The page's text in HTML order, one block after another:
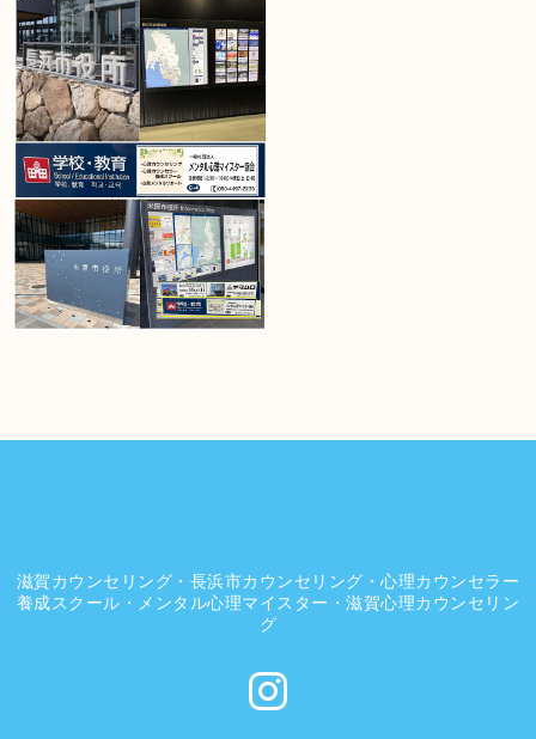
滋賀カウンセリング・長浜市カウンセリング・心理カウンセラー
養成スクール・メンタル心理マイスター・滋賀心理カウンセリン
グ